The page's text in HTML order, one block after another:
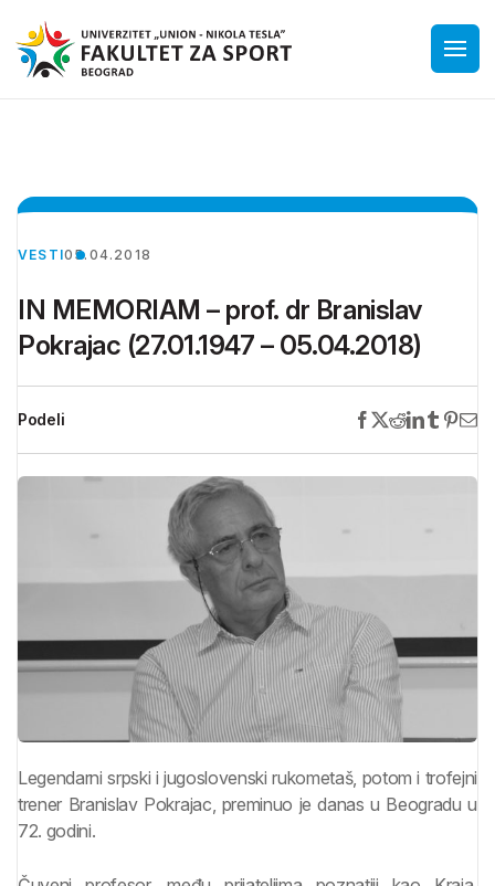
VESTI05.04.2018
IN MEMORIAM – prof. dr Branislav
Pokrajac (27.01.1947 – 05.04.2018)
Podeli
Legendarni srpski i jugoslovenski rukometaš, potom i trofejni
trener Branislav Pokrajac, preminuo je danas u Beogradu u
72. godini.